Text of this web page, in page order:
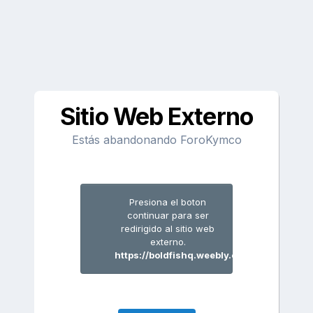
Sitio Web Externo
Estás abandonando ForoKymco
Presiona el boton
continuar para ser
redirigido al sitio web
externo.
https://boldfishq.weebly.com